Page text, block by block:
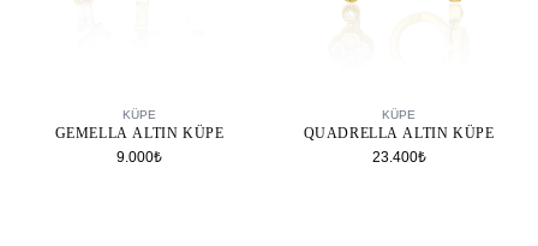
KÜPE
GEMELLA ALTIN KÜPE
9.000₺
KÜPE
QUADRELLA ALTIN KÜPE
23.400₺